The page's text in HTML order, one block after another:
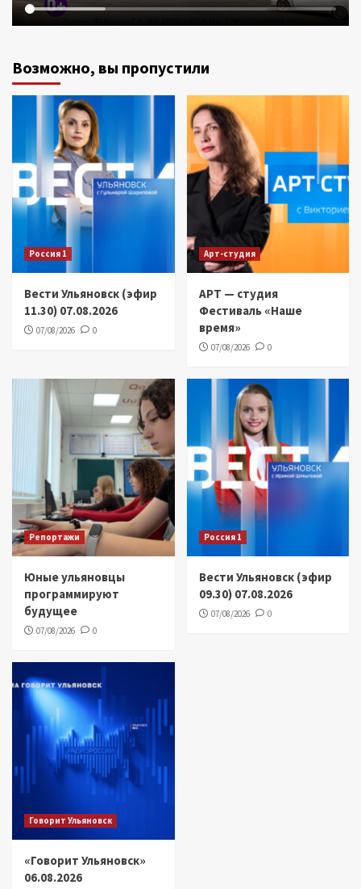
Возможно, вы пропустили
Россия 1
Вести Ульяновск (эфир
11.30) 07.08.2026
07/08/2026 0
Арт-студия
АРТ — студия
Фестиваль «Наше
время»
07/08/2026 0
Репортажи
Юные ульяновцы
программируют
будущее
07/08/2026 0
Россия 1
Вести Ульяновск (эфир
09.30) 07.08.2026
07/08/2026 0
Говорит Ульяновск
«Говорит Ульяновск»
06.08.2026